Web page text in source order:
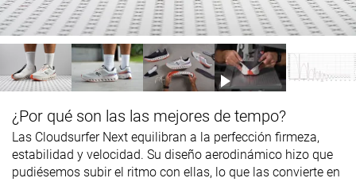
¿Por qué son las las mejores de tempo?
Las Cloudsurfer Next equilibran a la perfección firmeza,
estabilidad y velocidad. Su diseño aerodinámico hizo que
pudiésemos subir el ritmo con ellas, lo que las convierte en